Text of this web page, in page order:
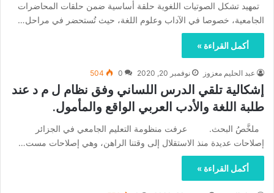
تمهيد تشكل الصوتيات اللغوية حلقة أساسية ضمن حلقات المحاضرات
الجامعية، خصوصا في الآداب وعلوم اللغة، حيث تُستحضر في مراحل…
أكمل القراءة »
عبد الحليم معزوز نوفمبر 20, 2020 0
504
إشكالية تلقي الدرس اللساني وفق نظام ل م د عند
طلبة اللغة والأدب العربي الواقع والمأمول.
ملخَّصُ البحث. عرفت منظومة التعليم الجامعي في الجزائر
إصلاحات عديدة منذ الاستقلال إلى وقتنا الراهن، وهي إصلاحات مست…
أكمل القراءة »